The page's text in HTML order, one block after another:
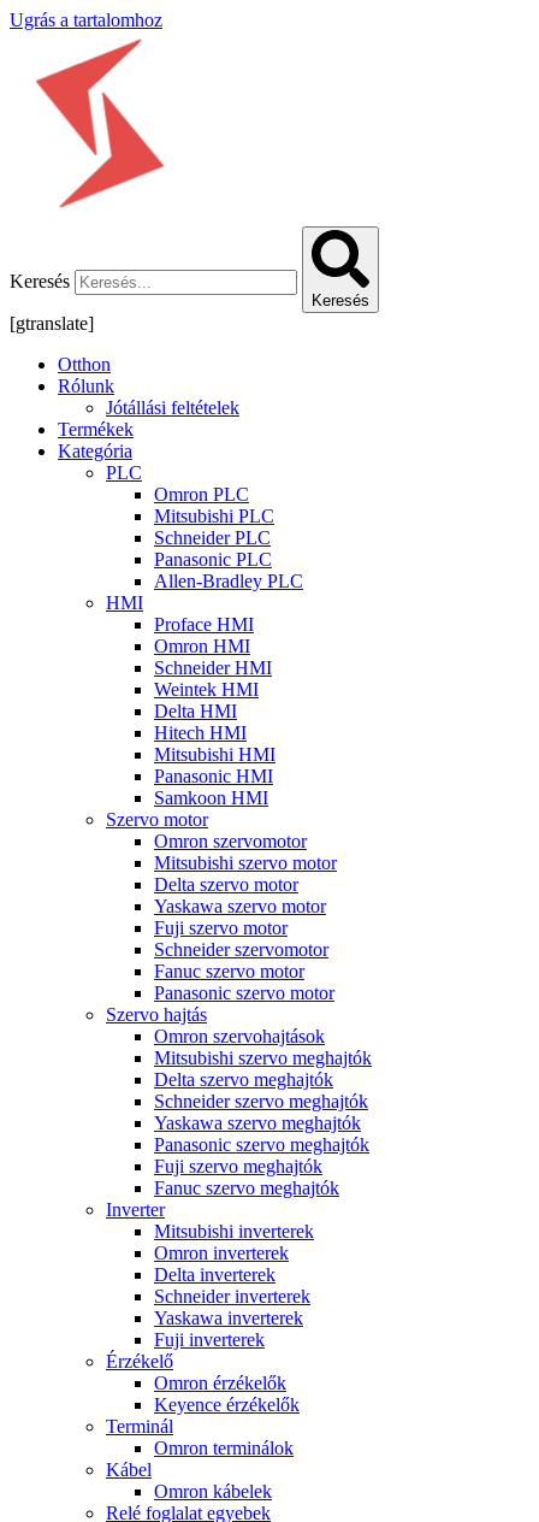
Ugrás a tartalomhoz
Keresés
Keresés
[gtranslate]
Otthon
Rólunk
Jótállási feltételek
Termékek
Kategória
PLC
Omron PLC
Mitsubishi PLC
Schneider PLC
Panasonic PLC
Allen-Bradley PLC
HMI
Proface HMI
Omron HMI
Schneider HMI
Weintek HMI
Delta HMI
Hitech HMI
Mitsubishi HMI
Panasonic HMI
Samkoon HMI
Szervo motor
Omron szervomotor
Mitsubishi szervo motor
Delta szervo motor
Yaskawa szervo motor
Fuji szervo motor
Schneider szervomotor
Fanuc szervo motor
Panasonic szervo motor
Szervo hajtás
Omron szervohajtások
Mitsubishi szervo meghajtók
Delta szervo meghajtók
Schneider szervo meghajtók
Yaskawa szervo meghajtók
Panasonic szervo meghajtók
Fuji szervo meghajtók
Fanuc szervo meghajtók
Inverter
Mitsubishi inverterek
Omron inverterek
Delta inverterek
Schneider inverterek
Yaskawa inverterek
Fuji inverterek
Érzékelő
Omron érzékelők
Keyence érzékelők
Terminál
Omron terminálok
Kábel
Omron kábelek
Relé foglalat egyebek